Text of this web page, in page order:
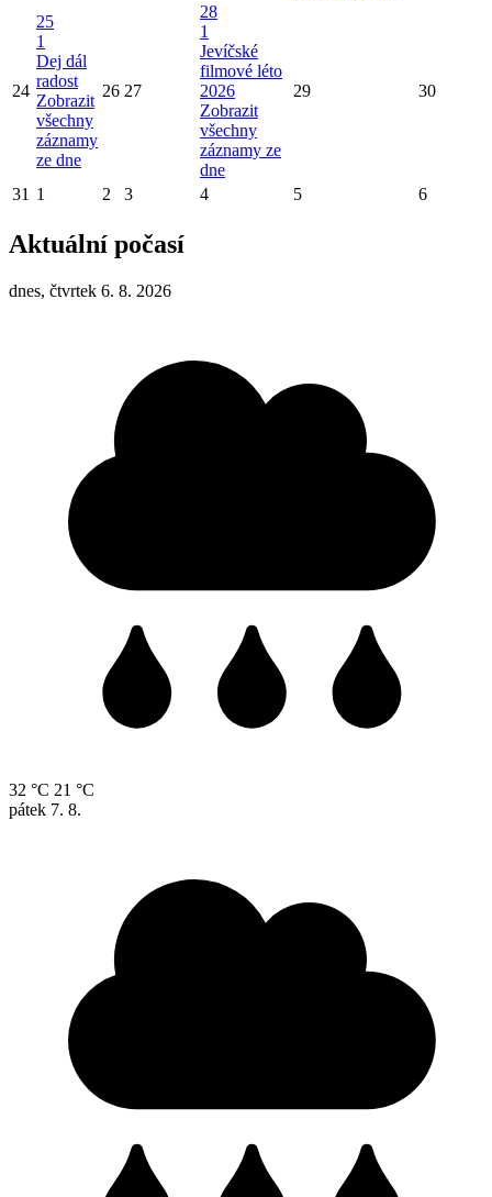
24
25
1
Dej dál
radost
Zobrazit
všechny
záznamy
ze dne
26 27
28
1
Jevíčské
filmové léto
2026
Zobrazit
všechny
záznamy ze
dne
29 30
31 1 2 3 4 5 6
Aktuální počasí
dnes, čtvrtek 6. 8. 2026
32 °C 21 °C
pátek 7. 8.